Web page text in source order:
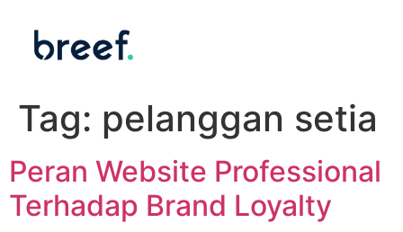
Tag: pelanggan setia
Peran Website Professional
Terhadap Brand Loyalty